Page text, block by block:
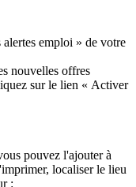
emploi » de votre
nouvelles offres
sur le lien « Activer
pouvez l'ajouter à
localiser le lieu
: